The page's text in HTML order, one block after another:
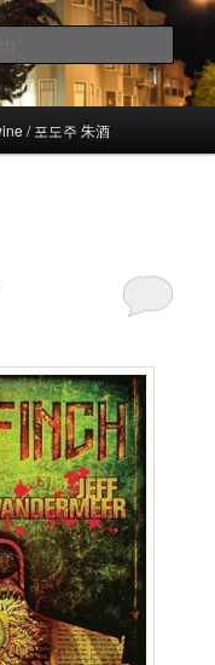
/ 포도주 朱酒